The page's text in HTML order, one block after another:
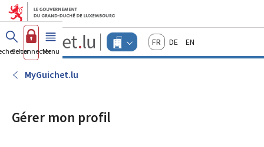
Aller au menu principal
Aller au contenu
Guichet.lu
Changer
d'espace
FrançaisDeutschEnglish
Se connecterMenu principal
MyGuichet.lu
Gérer mon profil